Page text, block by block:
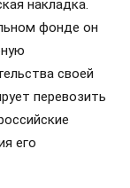
накладка.
фонде он
своей
перевозить
его